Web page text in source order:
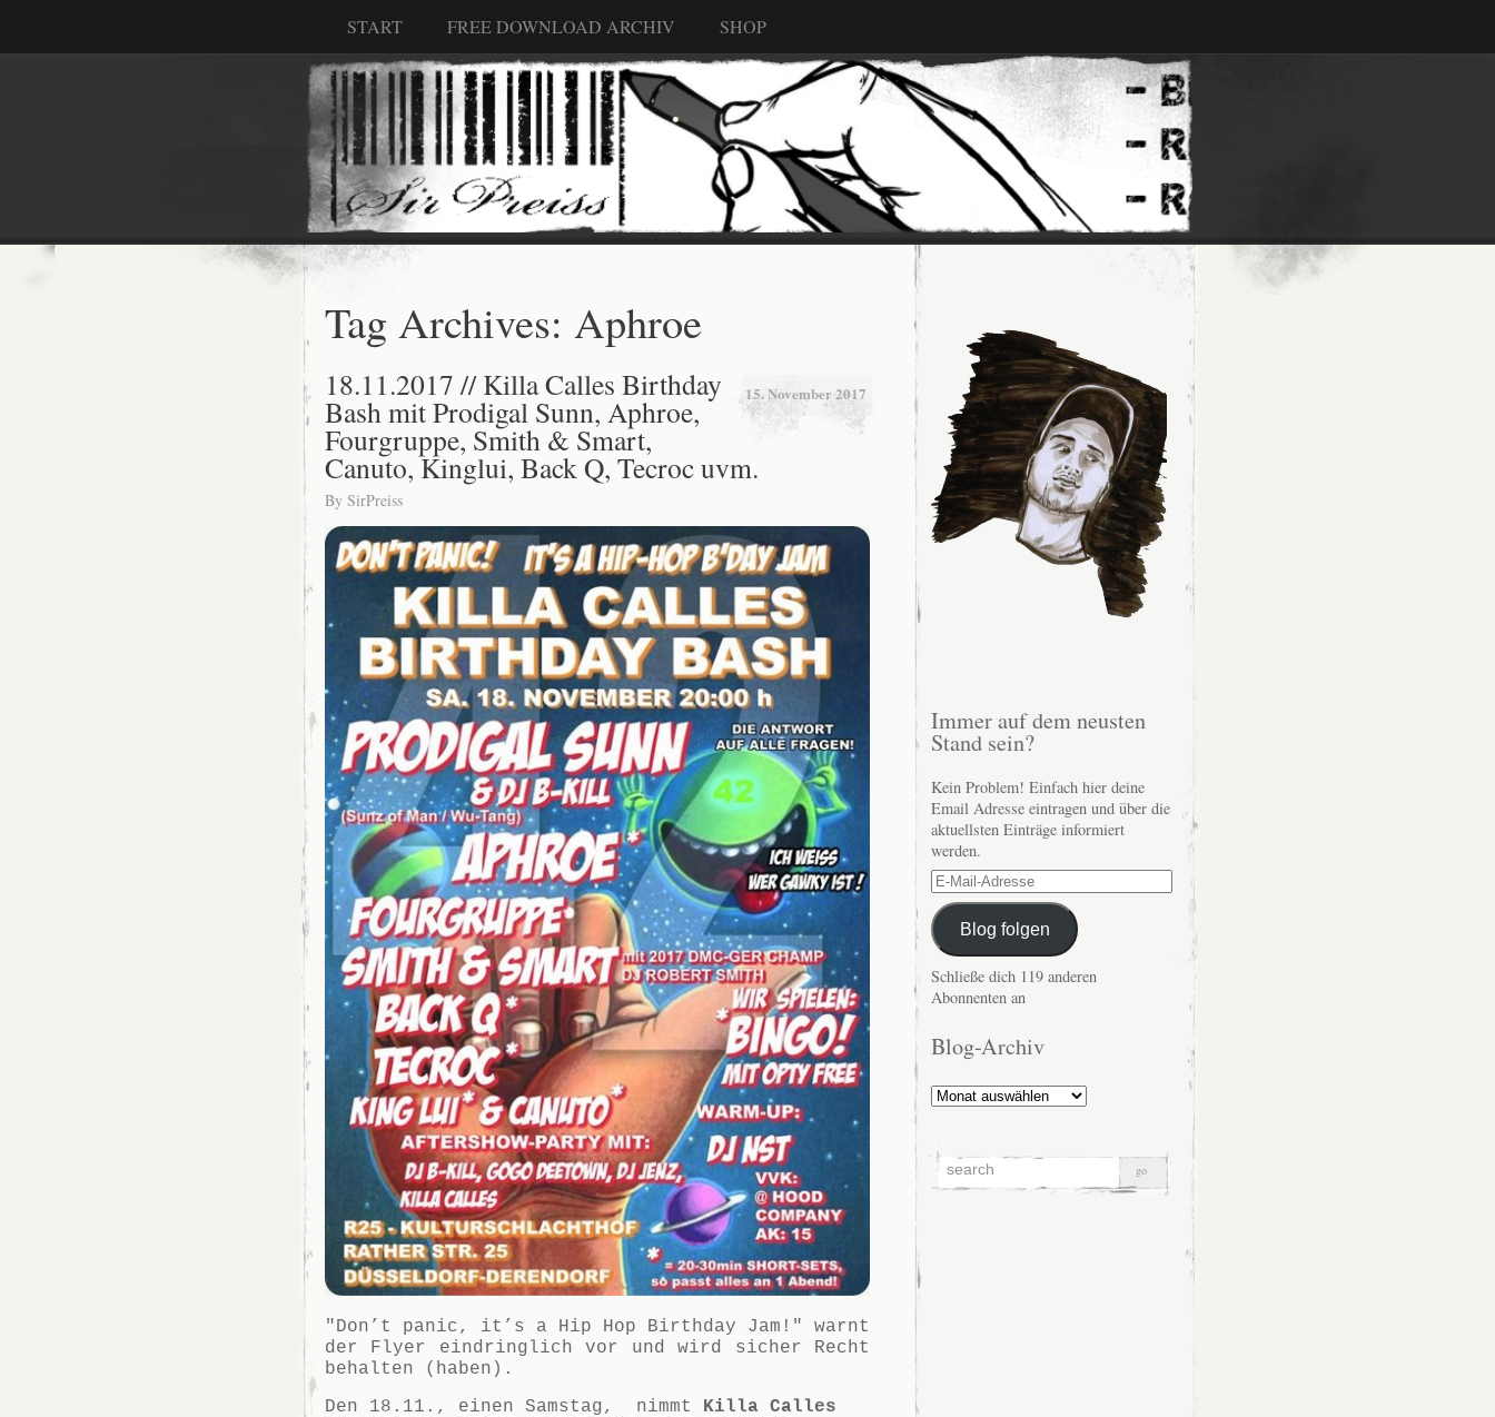
START FREE DOWNLOAD ARCHIV SHOP
Tag Archives: Aphroe
15. November 2017
18.11.2017 // Killa Calles Birthday
Bash mit Prodigal Sunn, Aphroe,
Fourgruppe, Smith & Smart,
Canuto, Kinglui, Back Q, Tecroc uvm.
By SirPreiss
"Don’t panic, it’s a Hip Hop Birthday Jam!" warnt
der Flyer eindringlich vor und wird sicher Recht
behalten (haben).
Den 18.11., einen Samstag, nimmt Killa Calles
Immer auf dem neusten
Stand sein?
Kein Problem! Einfach hier deine
Email Adresse eintragen und über die
aktuellsten Einträge informiert
werden.
E-
Mail-
AdresseBlog folgen
Schließe dich 119 anderen
Abonnenten an
Blog-Archiv
Blog-
Archiv